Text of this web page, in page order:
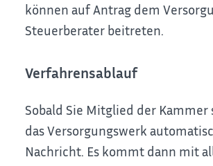
können auf Antrag dem
Steuerberater beitreten.
Verfahrensablauf
Sobald Sie Mitglied der Kammer
das Versorgungswerk
Nachricht. Es kommt dann mit